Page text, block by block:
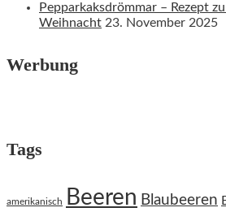
Pepparkaksdrömmar – Rezept
Weihnacht 23. November 2025
Werbung
Tags
amerikanisch Beeren Blaubeeren